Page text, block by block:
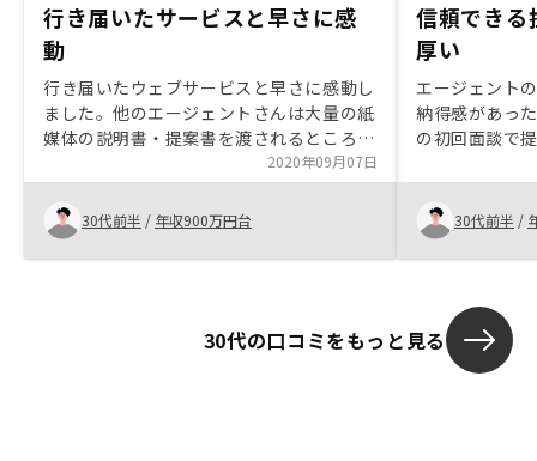
行き届いたサービスと早さに感
動
行き届いたウェブサービスと早さに感動し
ました。他のエージェントさんは大量の紙
媒体の説明書・提案書を渡されるところ、
GAさんは重要事項説明以外のほぼ全てが
ウェブ上で完結しました。銀行口座開設や
火災保険までスマホで出来て、購入までの
顧客体験がとてもデザインされたものであ
ることを感じました。営業担当の方もとて
けました。妻に説明する際にアナログなも
2020年09月07日
30代前半 / 年収900万円台
信頼できる
厚い
エージェント
納得感があっ
の初回面談で
ト体制も厚く
紹介可能物件
降相談がしや
30代前半 /
30代の口コミをもっと見る